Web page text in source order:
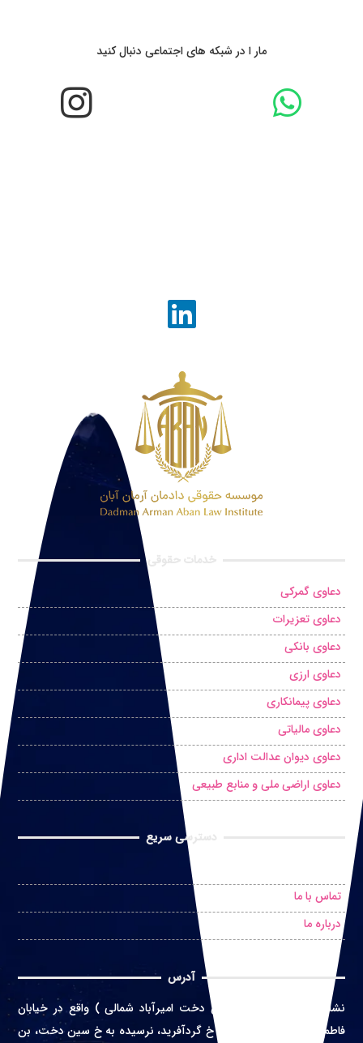
مار ا در شبکه های اجتماعی دنبال کنید
خدمات حقوقی
دعاوی گمرکی
دعاوی تعزیرات
دعاوی بانکی
دعاوی ارزی
دعاوی پیمانکاری
دعاوی مالیاتی
دعاوی دیوان عدالت اداری
دعاوی اراضی ملی و منابع طبیعی
دسترسی سریع
تماس با ما
درباره ما
آدرس
نشانی
تهران ( محله سین دخت امیرآباد شمالی ) واقع در خیابان
فاطمی غربی، خ اعتماد زاده، خ گردآفرید، نرسیده به خ سین دخت، بن